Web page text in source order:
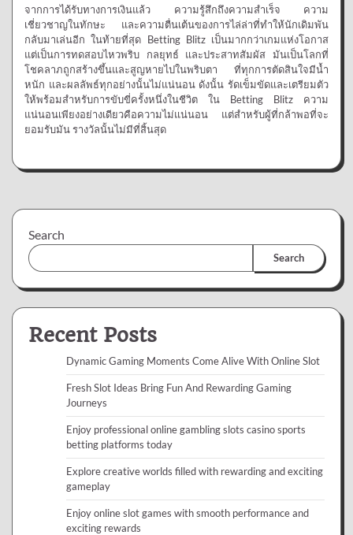
จากการได้รับทางการเงินแล้ว ความรู้สึกถึงความสำเร็จ ความ
เชี่ยวชาญในทักษะ และความตื่นเต้นของการไล่ล่าที่ทำให้นักเดิมพัน
กลับมาเล่นอีก ในท้ายที่สุด Betting Blitz เป็นมากกว่าเกมแห่งโอกาส
แต่เป็นการทดสอบไหวพริบ กลยุทธ์ และประสาทสัมผัส มันเป็นโลกที่
โชคลาภถูกสร้างขึ้นและสูญหายไปในพริบตา ที่ทุกการตัดสินใจมีน้ำ
หนัก และผลลัพธ์ทุกอย่างนั้นไม่แน่นอน ดังนั้น รัดเข็มขัดและเตรียมตัว
ให้พร้อมสำหรับการขับขี่ครั้งหนึ่งในชีวิต ใน Betting Blitz ความ
แน่นอนเพียงอย่างเดียวคือความไม่แน่นอน แต่สำหรับผู้ที่กล้าพอที่จะ
ยอมรับมัน รางวัลนั้นไม่มีที่สิ้นสุด
Search
Search
Recent Posts
Dynamic Gaming Moments Come Alive With Online Slot
Fresh Slot Ideas Bring Fun And Rewarding Gaming
Journeys
Enjoy professional online gambling slots casino sports
betting platforms today
Explore creative worlds filled with rewarding and exciting
gameplay
Enjoy online slot games with smooth performance and
exciting rewards